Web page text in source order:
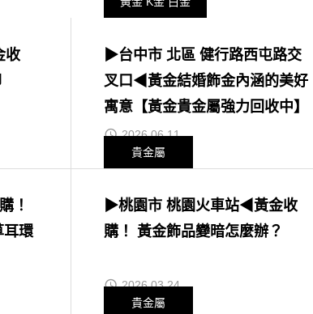
收
▶台中市 北區 健行路西屯路交
叉口◀黃金結婚飾金內涵的美好
寓意【黃金貴金屬強力回收中】
2026.06.11
！
耳環
貴金屬
▶桃園市 桃園火車站◀黃金收
購！ 黃金飾品變暗怎麼辦？
2026.03.24
貴金屬